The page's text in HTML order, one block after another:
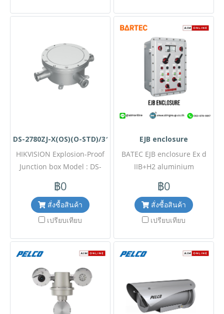
ค่าขนส่ง , สินค้าสั่งต่างประเทศ
ตามอัตราแลกเปลี่ยน โดยไม่
แจ้งให้ทราบล่วงหน้า) เช็ค
สต๊อกสินค้าก่อนสั่งซื้อ #
รวมภาษีมูลค่าเพิ่ม, ค่าขนส่ง ,
สินค้าสั่งต่างประเทศราคาอาจ
มีการเปลี่ยนแปลงตามอัตรา
แลกเปลี่ยน โดยไม่แจ้งให้ทราบ
ล่วงหน้า) เช็คสต๊อกสินค้าก่อน
สั่งซื้อ #2507MP
DS-2780ZJ-X(OS)(O-STD)/316L
HIKVISION Explosion-Proof
Junction box Model : DS-
ขอราคาพิเศษสำหรับงาน
โครงการติดต่อฝ่ายขาย Line
ID : @aimonline ฝ่ายขายโทร:
รวมภาษีมูลค่าเพิ่ม, ค่าขนส่ง ,
สินค้าสั่งต่างประเทศราคาอาจ
มีการเปลี่ยนแปลงตามอัตรา
แลกเปลี่ยน โดยไม่แจ้งให้ทราบ
ล่วงหน้า) เช็คสต๊อกสินค้าก่อน
สั่งซื้อ #2507MP
฿0
สั่งซื้อสินค้า
เปรียบเทียบ
EJB enclosure
BATEC EJB enclosure Ex d
IIB+H2 aluminium
21/22 ขอราคาพิเศษสำหรับ
งานโครงการติดต่อฝ่ายขาย
Line ID : @aimonline ฝ่าย
สินค้ายังไม่รวมภาษีมูลค่าเพิ่ม,
ค่าขนส่ง , สินค้าสั่งต่างประเทศ
ตามอัตราแลกเปลี่ยน โดยไม่
แจ้งให้ทราบล่วงหน้า) เช็ค
สต๊อกสินค้าก่อนสั่งซื้อ
฿0
สั่งซื้อสินค้า
เปรียบเทียบ